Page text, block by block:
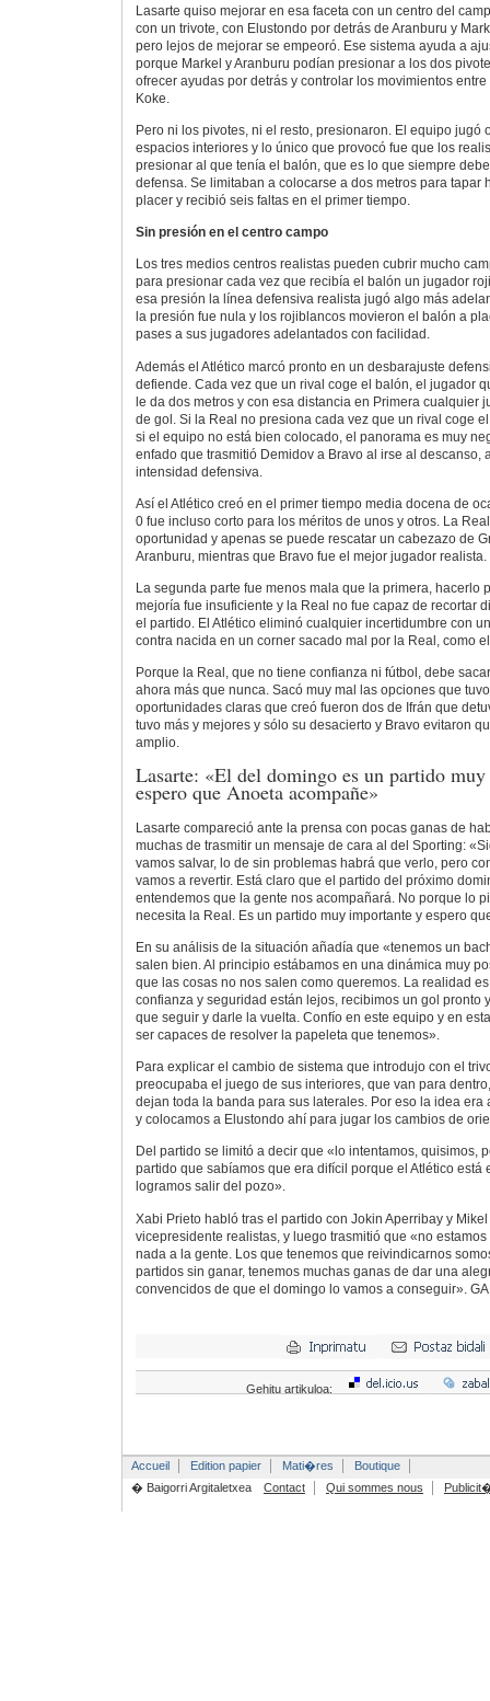
Lasarte quiso mejorar en esa faceta con un centro del
con un trivote, con Elustondo por detrás de Aranburu y
pero lejos de mejorar se empeoró. Ese sistema ayuda a
porque Markel y Aranburu podían presionar a los dos
ofrecer ayudas por detrás y controlar los movimientos
Koke.
Pero ni los pivotes, ni el resto, presionaron. El equipo jugó
espacios interiores y lo único que provocó fue que los
presionar al que tenía el balón, que es lo que siempre
defensa. Se limitaban a colocarse a dos metros para tapar
placer y recibió seis faltas en el primer tiempo.
Sin presión en el centro campo
Los tres medios centros realistas pueden cubrir mucho
para presionar cada vez que recibía el balón un jugador
esa presión la línea defensiva realista jugó algo más
la presión fue nula y los rojiblancos movieron el balón a
pases a sus jugadores adelantados con facilidad.
Además el Atlético marcó pronto en un desbarajuste
defiende. Cada vez que un rival coge el balón, el jugador
le da dos metros y con esa distancia en Primera cualquier
de gol. Si la Real no presiona cada vez que un rival coge
si el equipo no está bien colocado, el panorama es muy
enfado que trasmitió Demidov a Bravo al irse al descanso,
intensidad defensiva.
Así el Atlético creó en el primer tiempo media docena de
0 fue incluso corto para los méritos de unos y otros. La
oportunidad y apenas se puede rescatar un cabezazo de
Aranburu, mientras que Bravo fue el mejor jugador realista.
La segunda parte fue menos mala que la primera, hacerlo
mejoría fue insuficiente y la Real no fue capaz de recortar
el partido. El Atlético eliminó cualquier incertidumbre con
contra nacida en un corner sacado mal por la Real, como
Porque la Real, que no tiene confianza ni fútbol, debe
ahora más que nunca. Sacó muy mal las opciones que
oportunidades claras que creó fueron dos de Ifrán que
tuvo más y mejores y sólo su desacierto y Bravo evitaron
amplio.
Lasarte: «El del domingo es un partido
espero que Anoeta acompañe»
Lasarte compareció ante la prensa con pocas ganas de
muchas de trasmitir un mensaje de cara al del Sporting:
vamos salvar, lo de sin problemas habrá que verlo, pero
vamos a revertir. Está claro que el partido del próximo
entendemos que la gente nos acompañará. No porque lo
necesita la Real. Es un partido muy importante y espero
En su análisis de la situación añadía que «tenemos un
salen bien. Al principio estábamos en una dinámica muy
que las cosas no nos salen como queremos. La realidad
confianza y seguridad están lejos, recibimos un gol pronto
que seguir y darle la vuelta. Confío en este equipo y en
ser capaces de resolver la papeleta que tenemos».
Para explicar el cambio de sistema que introdujo con el
preocupaba el juego de sus interiores, que van para
dejan toda la banda para sus laterales. Por eso la idea era
y colocamos a Elustondo ahí para jugar los cambios de
Del partido se limitó a decir que «lo intentamos, quisimos,
partido que sabíamos que era difícil porque el Atlético está
logramos salir del pozo».
Xabi Prieto habló tras el partido con Jokin Aperribay y
vicepresidente realistas, y luego trasmitió que «no
nada a la gente. Los que tenemos que reivindicarnos
partidos sin ganar, tenemos muchas ganas de dar una
convencidos de que el domingo lo vamos a conseguir».
Gehitu artikuloa:
Accueil Edition papier Mati�res
Boutique
� Baigorri Argitaletxea
Contact Qui sommes nous